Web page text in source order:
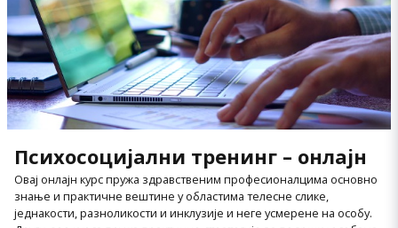
Психосоцијални тренинг – онлајн
Овај онлајн курс пружа здравственим професионалцима основно
знање и практичне вештине у областима телесне слике,
једнакости, разноликости и инклузије и неге усмерене на особу.